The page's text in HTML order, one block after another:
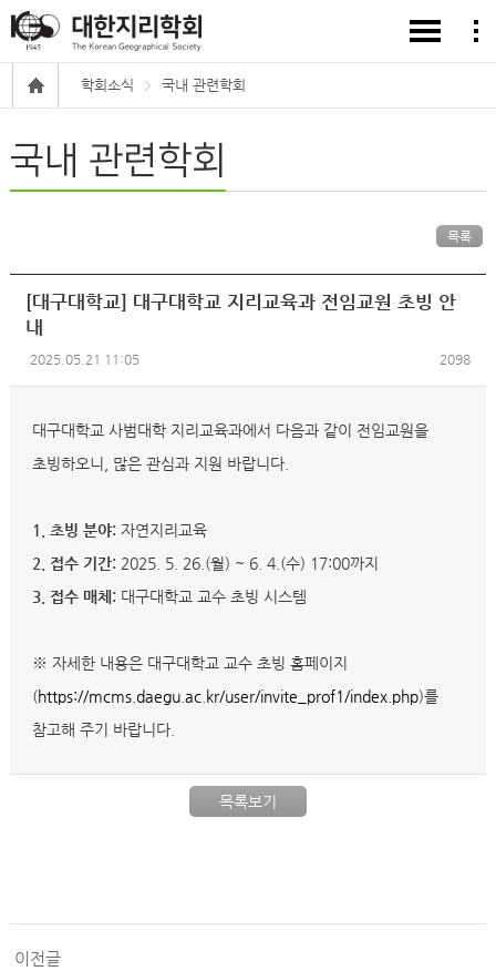
학회소식 국내 관련학회
국내 관련학회
목록
[대구대학교] 대구대학교 지리교육과 전임교원 초빙 안
내
2025.05.21 11:05 2098
대구대학교 사범대학 지리교육과에서 다음과 같이 전임교원을
초빙하오니, 많은 관심과 지원 바랍니다.
1. 초빙 분야: 자연지리교육
2. 접수 기간: 2025. 5. 26.(월) ~ 6. 4.(수) 17:00까지
3. 접수 매체: 대구대학교 교수 초빙 시스템
※ 자세한 내용은 대구대학교 교수 초빙 홈페이지
(https://mcms.daegu.ac.kr/user/invite_prof1/index.php)를
참고해 주기 바랍니다.
목록보기
이전글